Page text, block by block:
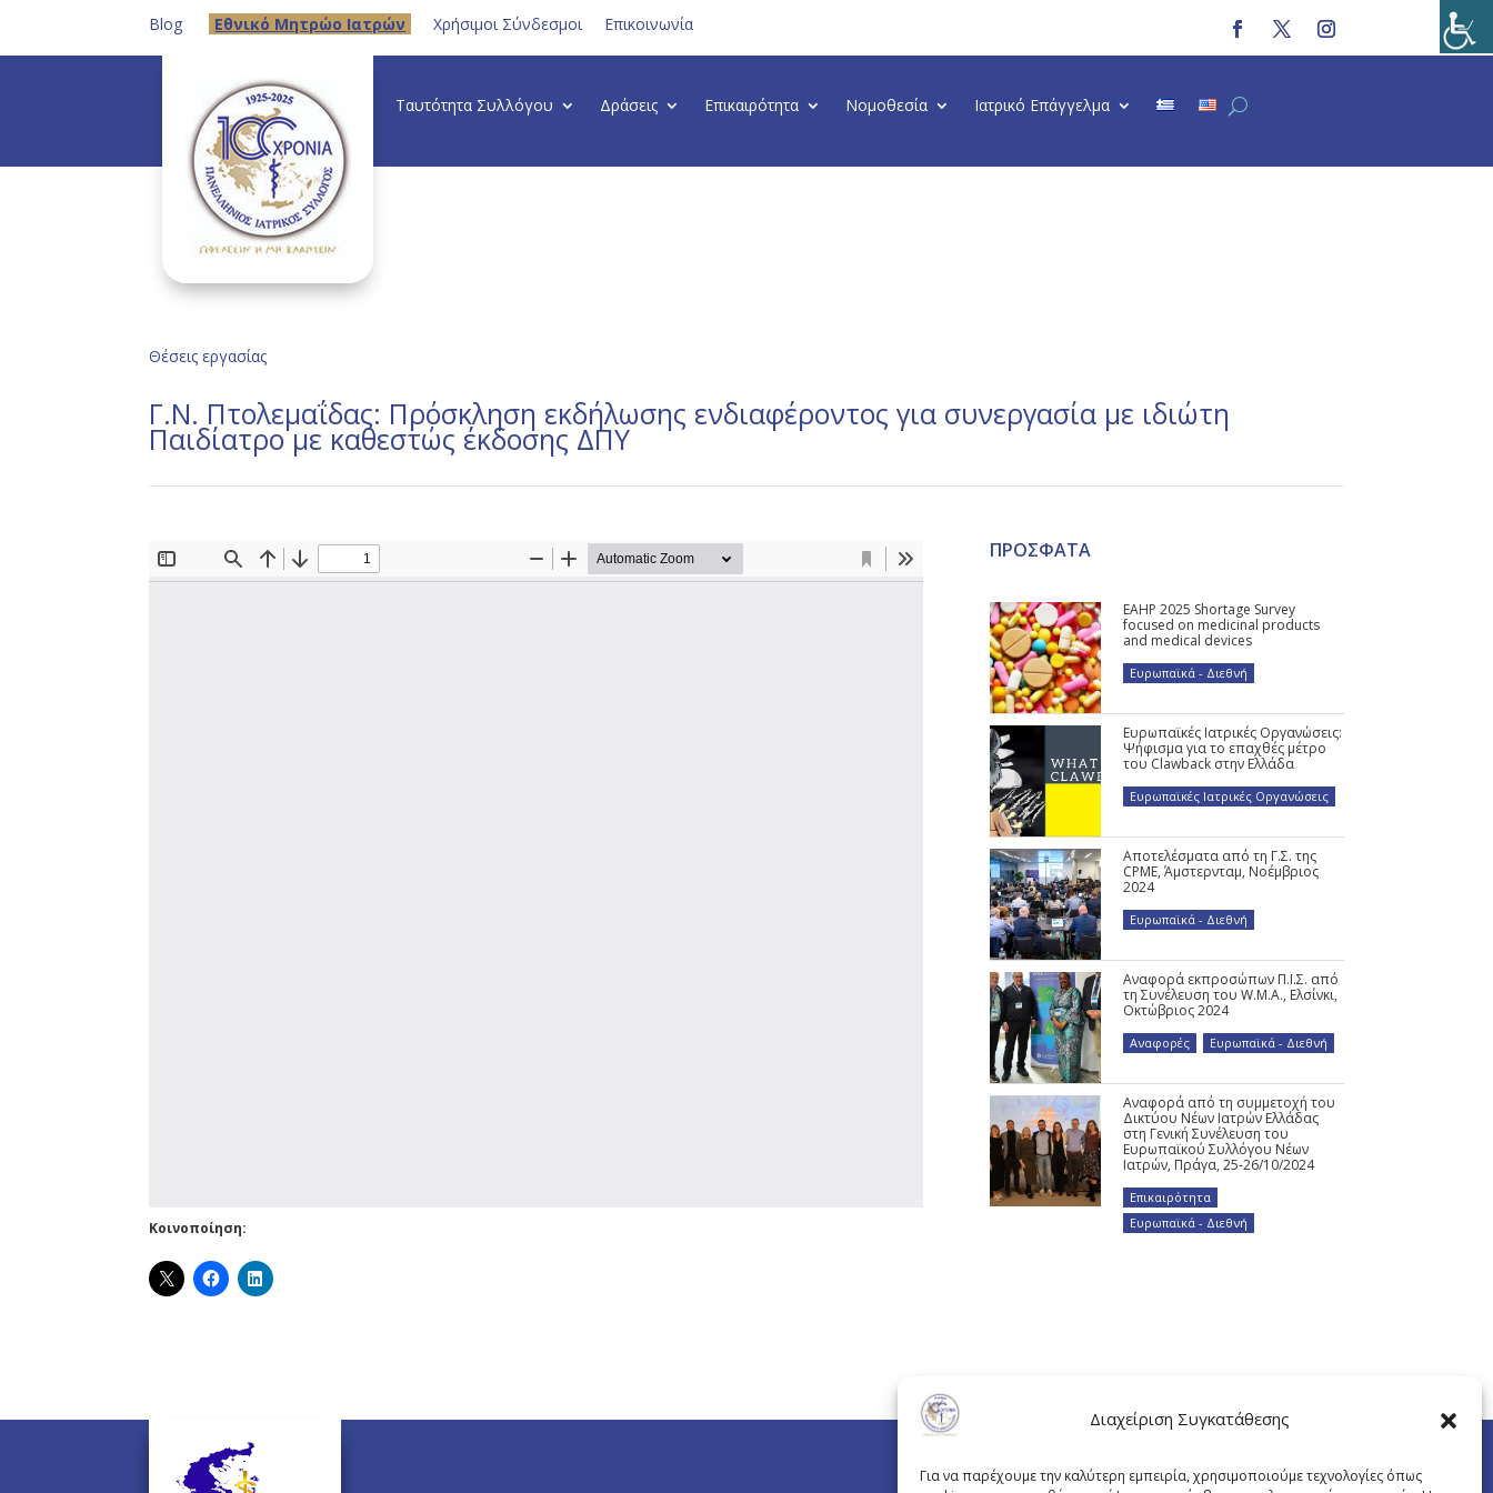
Διαχείριση Συγκατάθεσης
Για να παρέχουμε την καλύτερη εμπειρία, χρησιμοποιούμε τεχνολογίες όπως
Blog Eθνικό Μητρώο Ιατρών Χρήσιμοι Σύνδεσμοι Επικοινωνία
Ταυτότητα Συλλόγου Δράσεις Επικαιρότητα Νομοθεσία Ιατρικό Επάγγελμα
Θέσεις εργασίας
Γ.Ν. Πτολεμαΐδας: Πρόσκληση εκδήλωσης ενδιαφέροντος για συνεργασία με ιδιώτη
Παιδίατρο με καθεστώς έκδοσης ΔΠΥ
Κοινοποίηση:
ΠΡΟΣΦΑΤΑ
EAHP 2025 Shortage Survey
focused on medicinal products
and medical devices
Ευρωπαϊκά - Διεθνή
Ευρωπαϊκές Ιατρικές Οργανώσεις:
Ψήφισμα για το επαχθές μέτρο
του Clawback στην Ελλάδα
Ευρωπαϊκές Ιατρικές Οργανώσεις
Αποτελέσματα από τη Γ.Σ. της
CPME, Άμστερνταμ, Νοέμβριος
2024
Ευρωπαϊκά - Διεθνή
Αναφορά εκπροσώπων Π.Ι.Σ. από
τη Συνέλευση του W.M.A., Ελσίνκι,
Οκτώβριος 2024
Αναφορές Ευρωπαϊκά - Διεθνή
Αναφορά από τη συμμετοχή του
Δικτύου Νέων Ιατρών Ελλάδας
στη Γενική Συνέλευση του
Ευρωπαϊκού Συλλόγου Νέων
Ιατρών, Πράγα, 25-26/10/2024
Επικαιρότητα
Ευρωπαϊκά - Διεθνή